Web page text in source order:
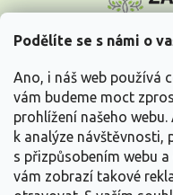
Podělíte se s námi o
Ano, i náš web používá
vám budeme moct
prohlížení našeho
k analýze návštěvnosti,
s přizpůsobením webu
vám zobrazí takové
p
Vše o nákupu
Informace pro Vás
Kontakujte nás